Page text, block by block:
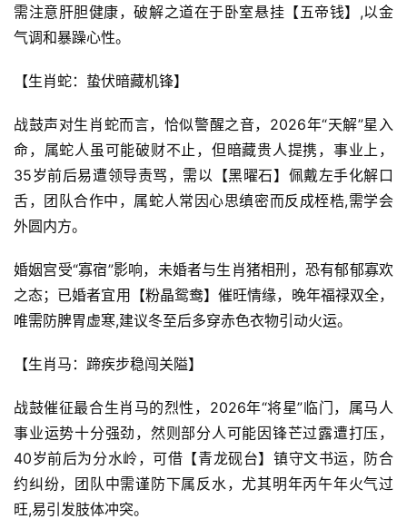
需注意肝胆健康，破解之道在于卧室悬挂【五帝钱】,以金
气调和暴躁心性。
【生肖蛇：蛰伏暗藏机锋】
战鼓声对生肖蛇而言，恰似警醒之音，2026年“天解”星入
命，属蛇人虽可能破财不止，但暗藏贵人提携，事业上，
35岁前后易遭领导责骂，需以【黑曜石】佩戴左手化解口
舌，团队合作中，属蛇人常因心思缜密而反成桎梏,需学会
外圆内方。
婚姻宫受“寡宿”影响，未婚者与生肖猪相刑，恐有郁郁寡欢
之态；已婚者宜用【粉晶鸳鸯】催旺情缘，晚年福禄双全，
唯需防脾胃虚寒,建议冬至后多穿赤色衣物引动火运。
【生肖马：蹄疾步稳闯关隘】
战鼓催征最合生肖马的烈性，2026年“将星”临门，属马人
事业运势十分强劲，然则部分人可能因锋芒过露遭打压，
40岁前后为分水岭，可借【青龙砚台】镇守文书运，防合
约纠纷，团队中需谨防下属反水，尤其明年丙午年火气过
旺,易引发肢体冲突。